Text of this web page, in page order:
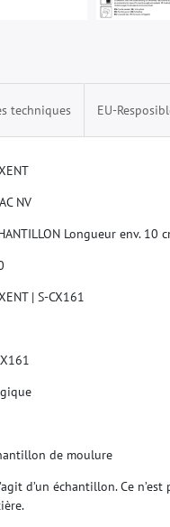
techniques EU-
ENT
C NV
ANTILLON Longueur env. 10 c
ENT | S-CX161
X161
gique
antillon de moulure
agit d’un échantillon. Ce n’est
ière.